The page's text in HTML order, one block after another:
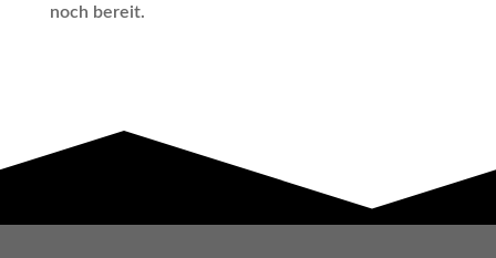
noch bereit.